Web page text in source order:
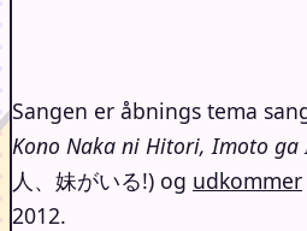
Sangen er åbnings tema
Kono Naka ni Hitori, Imoto ga
人、妹がいる!) og udkommer
2012.